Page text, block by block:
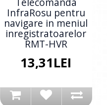
InfraRosu pentru
navigare in meniul
inregistratoarelor
RMT-HVR
13,31LEI